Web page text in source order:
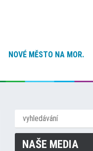
NOVÉ MĚSTO NA MOR.
NAŠE MEDIA